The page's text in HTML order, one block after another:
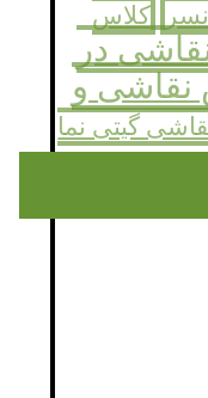
کلاس
در
نقاشی و
گیتی نما